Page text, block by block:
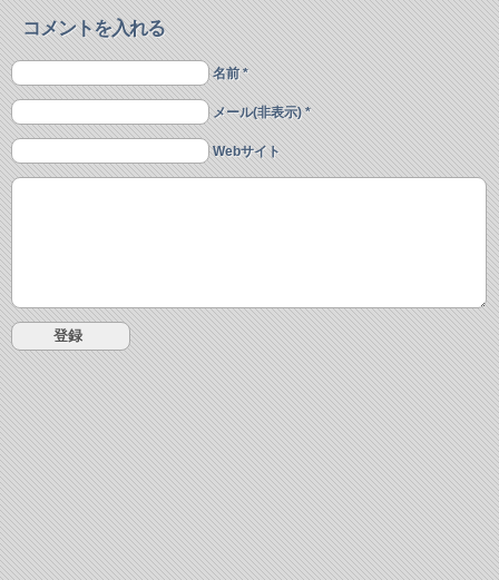
コメントを入れる
名前 *
メール(非表示) *
Webサイト